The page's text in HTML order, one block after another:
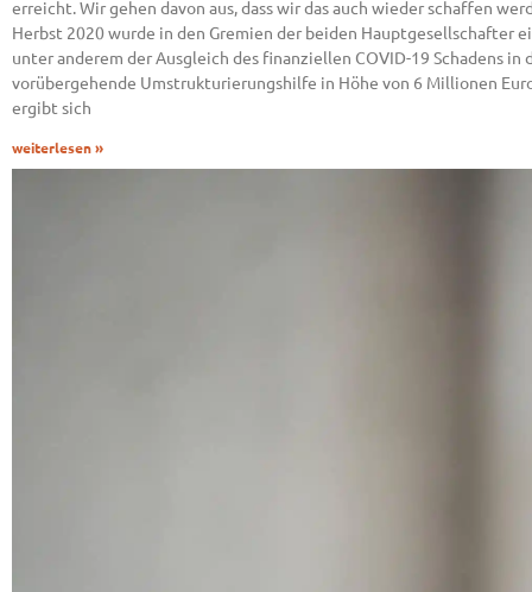
erreicht. Wir gehen davon aus, dass wir das auch wieder schaffen
Herbst 2020 wurde in den Gremien der beiden Hauptgesellschafter
unter anderem der Ausgleich des finanziellen COVID-19 Schadens
vorübergehende Umstrukturierungshilfe in Höhe von 6 Millionen
ergibt sich
weiterlesen »